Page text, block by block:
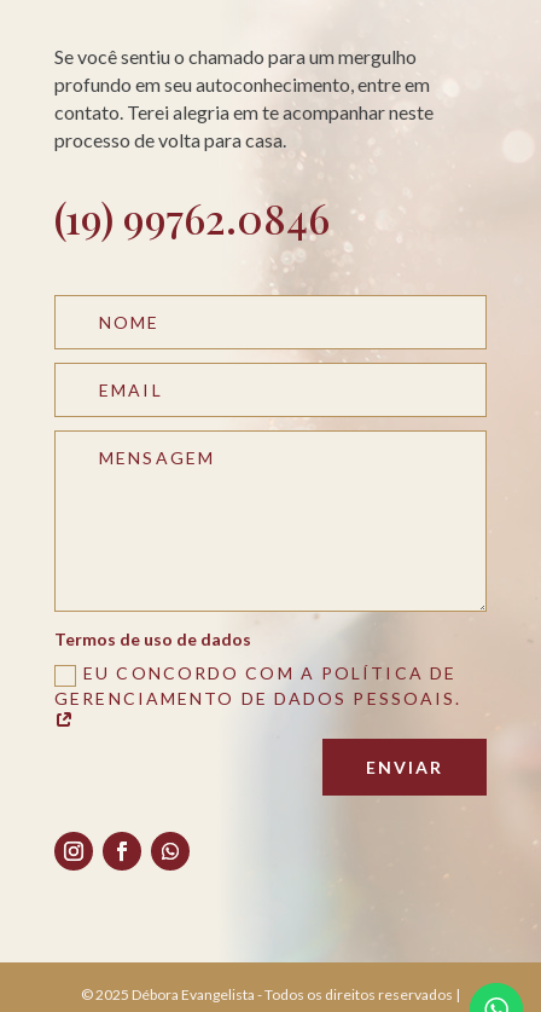
Se você sentiu o chamado para um mergulho
profundo em seu autoconhecimento, entre em
contato. Terei alegria em te acompanhar neste
processo de volta para casa.
(19) 99762.0846
Termos de uso de dados
EU CONCORDO COM A POLÍTICA DE
GERENCIAMENTO DE DADOS PESSOAIS.
ENVIAR
© 2025 Débora Evangelista - Todos os direitos reservados |